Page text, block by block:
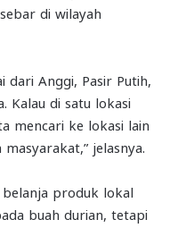
di wilayah
Anggi, Pasir Putih,
Kalau di satu lokasi
mencari ke lokasi lain
jelasnya.
belanja produk lokal
buah durian, tetapi